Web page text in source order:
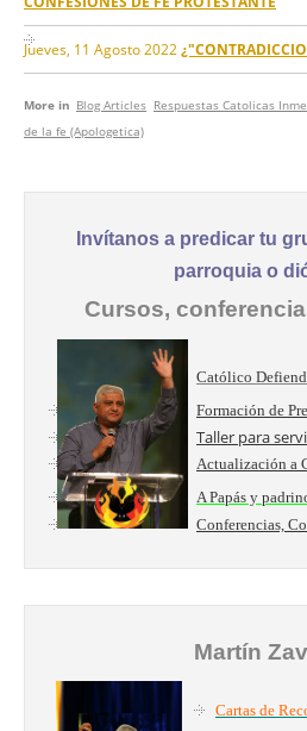
Jueves, 11 Agosto 2022
More in Blog Articles Respuestas Catolicas
de la fe (Apologetica)
Invítanos a predicar tu
parroquia o
Cursos,
Católico
Formación de
Taller para
Actualización a
A Papás y
Conferencias,
Martín
Cartas de